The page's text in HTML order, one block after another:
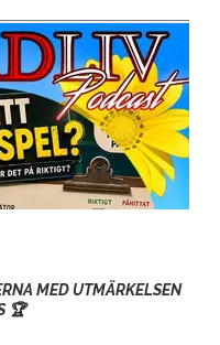
MED UTMÄRKELSEN
🏆